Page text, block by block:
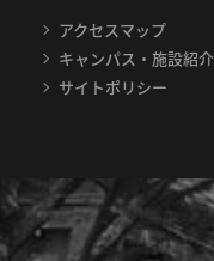
アクセスマップ
キャンパス・施設紹介
サイトポリシー